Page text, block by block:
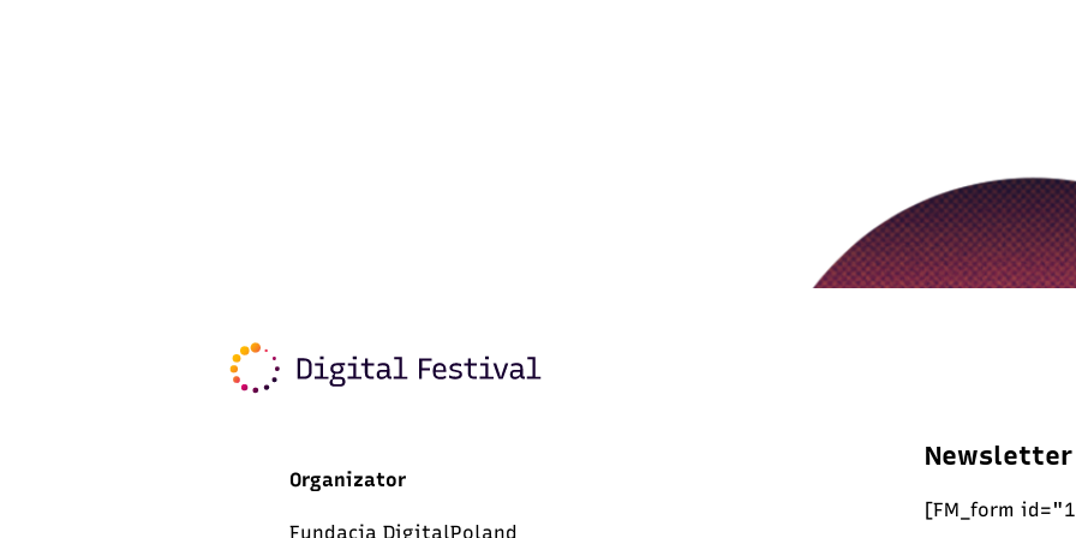
Organizator
Fundacja DigitalPoland
Newsletter
[FM_form